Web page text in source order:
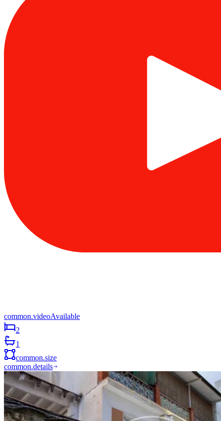
common.videoAvailable
2
1
common.size
common.details